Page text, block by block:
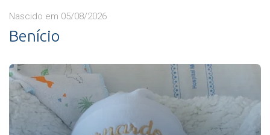
Nascido em 05/08/2026
Benício